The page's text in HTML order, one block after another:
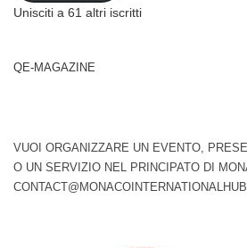
Unisciti a 61 altri iscritti
QE-MAGAZINE
VUOI ORGANIZZARE UN EVENTO,
O UN SERVIZIO NEL PRINCIPATO DI